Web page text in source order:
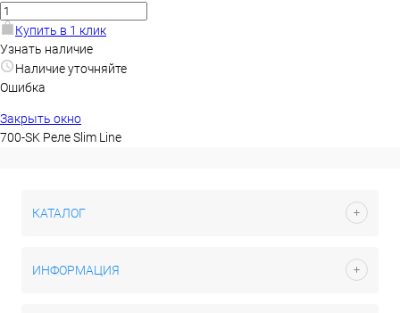
Купить в 1 клик
Узнать наличие
Наличие уточняйте
Ошибка
Закрыть окно
700-SK Реле Slim Line
КАТАЛОГ
ИНФОРМАЦИЯ